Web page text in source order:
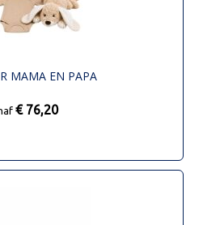
MAMA EN PAPA
€ 76,20